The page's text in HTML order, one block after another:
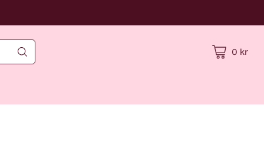
0 kr